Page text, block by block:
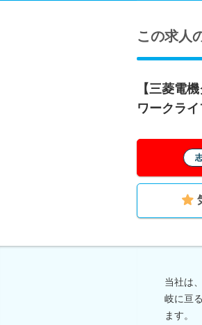
この求人
【三菱電
ワークライ
当社は
岐に亘
ます。